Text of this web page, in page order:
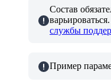
Состав
службы
Пример